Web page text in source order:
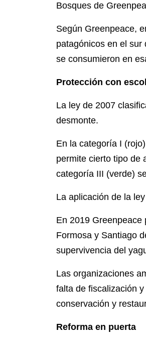
Bosques de
Según Greenpeace,
patagónicos en el sur
se consumieron en
Protección con
La ley de 2007
desmonte.
En la categoría I
permite cierto tipo de
categoría III (verde)
La aplicación de la
En 2019 Greenpeace
Formosa y Santiago
supervivencia del
Las organizaciones
falta de fiscalización
conservación y
Reforma en puerta